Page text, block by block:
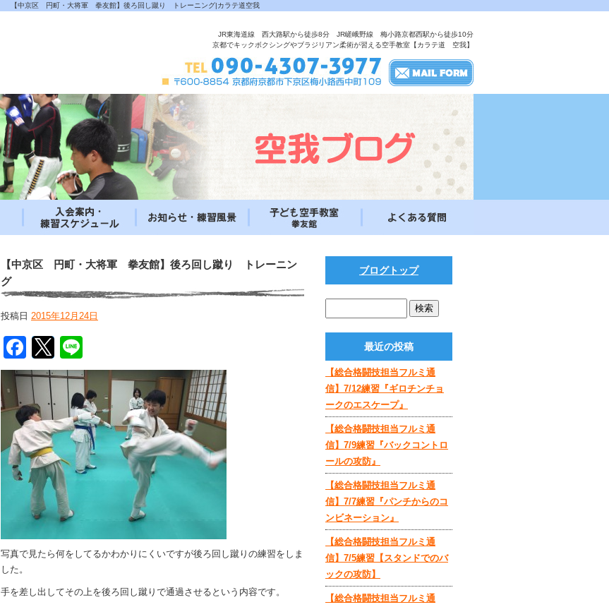
【中京区 円町・大将軍 拳友館】後ろ回し蹴り トレーニング|カラテ道空我
JR東海道線 西大路駅から徒歩8分 JR嵯峨野線 梅小路京都西駅から徒歩10分
京都でキックボクシングやブラジリアン柔術が習える空手教室【カラテ道 空我】
【中京区 円町・大将軍 拳友館】後ろ回し蹴り トレーニン
グ
投稿日 2015年12月24日
Facebook
Twitter
写真で見たら何をしてるかわかりにくいですが後ろ回し蹴りの練習をしま
した。
手を差し出してその上を後ろ回し蹴りで通過させるという内容です。
ブログトップ
最近の投稿
【総合格闘技担当フルミ通
信】7/12練習『ギロチンチョ
ークのエスケープ』
【総合格闘技担当フルミ通
信】7/9練習『バックコントロ
ールの攻防』
【総合格闘技担当フルミ通
信】7/7練習『パンチからのコ
ンビネーション』
【総合格闘技担当フルミ通
信】7/5練習【スタンドでのバ
ックの攻防】
【総合格闘技担当フルミ通